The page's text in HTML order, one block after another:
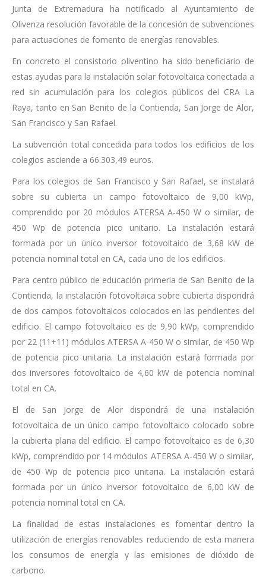
Junta de Extremadura ha notificado al Ayuntamiento de
Olivenza resolución favorable de la concesión de subvenciones
para actuaciones de fomento de energías renovables.
En concreto el consistorio oliventino ha sido beneficiario de
estas ayudas para la instalación solar fotovoltaica conectada a
red sin acumulación para los colegios públicos del CRA La
Raya, tanto en San Benito de la Contienda, San Jorge de Alor,
San Francisco y San Rafael.
La subvención total concedida para todos los edificios de los
colegios asciende a 66.303,49 euros.
Para los colegios de San Francisco y San Rafael, se instalará
sobre su cubierta un campo fotovoltaico de 9,00 kWp,
comprendido por 20 módulos ATERSA A-450 W o similar, de
450 Wp de potencia pico unitario. La instalación estará
formada por un único inversor fotovoltaico de 3,68 kW de
potencia nominal total en CA, cada uno de los edificios.
Para centro público de educación primeria de San Benito de la
Contienda, la instalación fotovoltaica sobre cubierta dispondrá
de dos campos fotovoltaicos colocados en las pendientes del
edificio. El campo fotovoltaico es de 9,90 kWp, comprendido
por 22 (11+11) módulos ATERSA A-450 W o similar, de 450 Wp
de potencia pico unitaria. La instalación estará formada por
dos inversores fotovoltaico de 4,60 kW de potencia nominal
total en CA.
El de San Jorge de Alor dispondrá de una instalación
fotovoltaica de un único campo fotovoltaico colocado sobre
la cubierta plana del edificio. El campo fotovoltaico es de 6,30
kWp, comprendido por 14 módulos ATERSA A-450 W o similar,
de 450 Wp de potencia pico unitaria. La instalación estará
formada por un único inversor fotovoltaico de 6,00 kW de
potencia nominal total en CA.
La finalidad de estas instalaciones es fomentar dentro la
utilización de energías renovables reduciendo de esta manera
los consumos de energía y las emisiones de dióxido de
carbono.